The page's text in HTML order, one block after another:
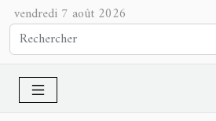
vendredi 7 août 2026